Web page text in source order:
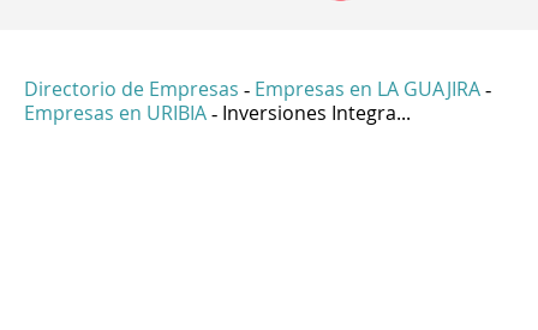
Directorio de Empresas - Empresas en LA GUAJIRA -
Empresas en URIBIA - Inversiones Integra...